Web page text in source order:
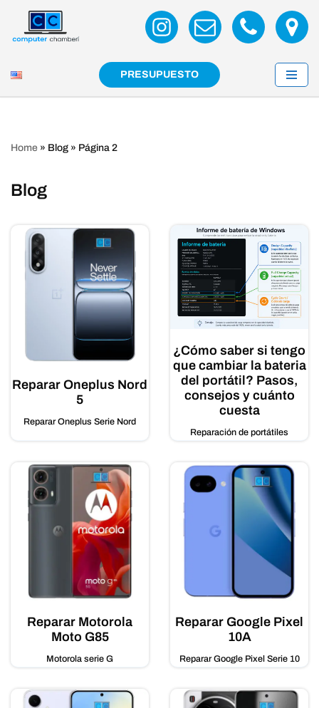
Saltar
PRESUPUESTO
Home » Blog » Página 2
Blog
Reparar Oneplus Nord
5
Reparar Oneplus Serie Nord
¿Cómo saber si tengo
que cambiar la bateria
del portátil? Pasos,
consejos y cuánto
cuesta
Reparación de portátiles
Reparar Motorola
Moto G85
Motorola serie G
Reparar Google Pixel
10A
Reparar Google Pixel Serie 10